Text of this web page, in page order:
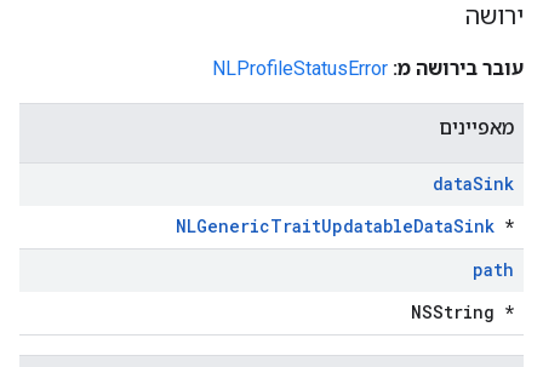
ירושה
עובר בירושה מ: NLProfileStatusError
מאפיינים
dataSink
NLGenericTraitUpdatableDataSink *
path
NSString *